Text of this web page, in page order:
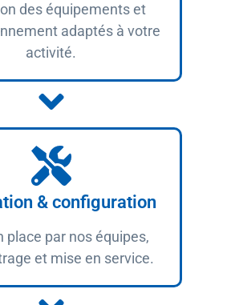
des équipements et
adaptés à votre
activité.
& configuration
place par nos équipes,
et mise en service.